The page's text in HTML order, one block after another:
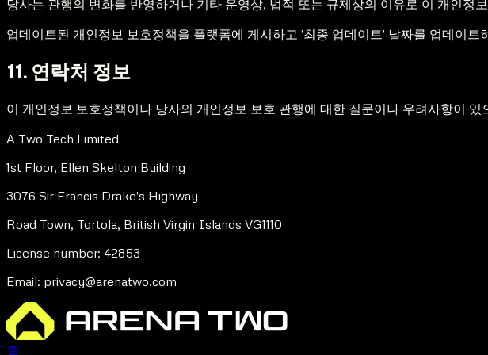
당사는 관행의 변화를 반영하거나 기타 운영상, 법적 또는 규제상의 이유로 이 개인정
업데이트된 개인정보 보호정책을 플랫폼에 게시하고 '최종 업데이트' 날짜를 업데이
11. 연락처 정보
이 개인정보 보호정책이나 당사의 개인정보 보호 관행에 대한 질문이나 우려사항이
A Two Tech Limited
1st Floor, Ellen Skelton Building
3076 Sir Francis Drake's Highway
Road Town, Tortola, British Virgin Islands VG1110
License number: 42853
Email: privacy@arenatwo.com
홈